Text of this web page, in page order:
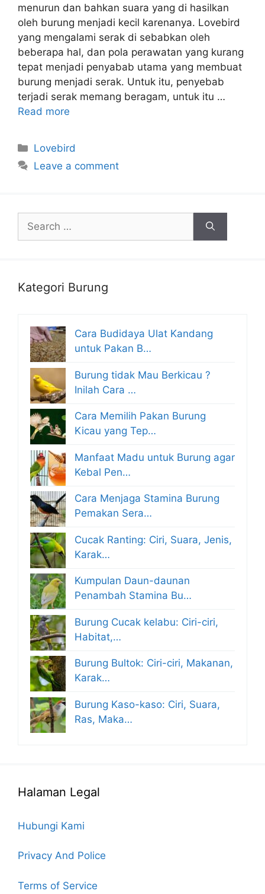
menurun dan bahkan suara yang di hasilkan
oleh burung menjadi kecil karenanya. Lovebird
yang mengalami serak di sebabkan oleh
beberapa hal, dan pola perawatan yang kurang
tepat menjadi penyabab utama yang membuat
burung menjadi serak. Untuk itu, penyebab
terjadi serak memang beragam, untuk itu …
Read more
Categories
Lovebird
Leave a comment
Search
for:
Kategori Burung
Cara Budidaya Ulat Kandang
untuk Pakan B…
Burung tidak Mau Berkicau ?
Inilah Cara …
Cara Memilih Pakan Burung
Kicau yang Tep…
Manfaat Madu untuk Burung agar
Kebal Pen…
Cara Menjaga Stamina Burung
Pemakan Sera…
Cucak Ranting: Ciri, Suara, Jenis,
Karak…
Kumpulan Daun-daunan
Penambah Stamina Bu…
Burung Cucak kelabu: Ciri-ciri,
Habitat,…
Burung Bultok: Ciri-ciri, Makanan,
Karak…
Burung Kaso-kaso: Ciri, Suara,
Ras, Maka…
Halaman Legal
Hubungi Kami
Privacy And Police
Terms of Service